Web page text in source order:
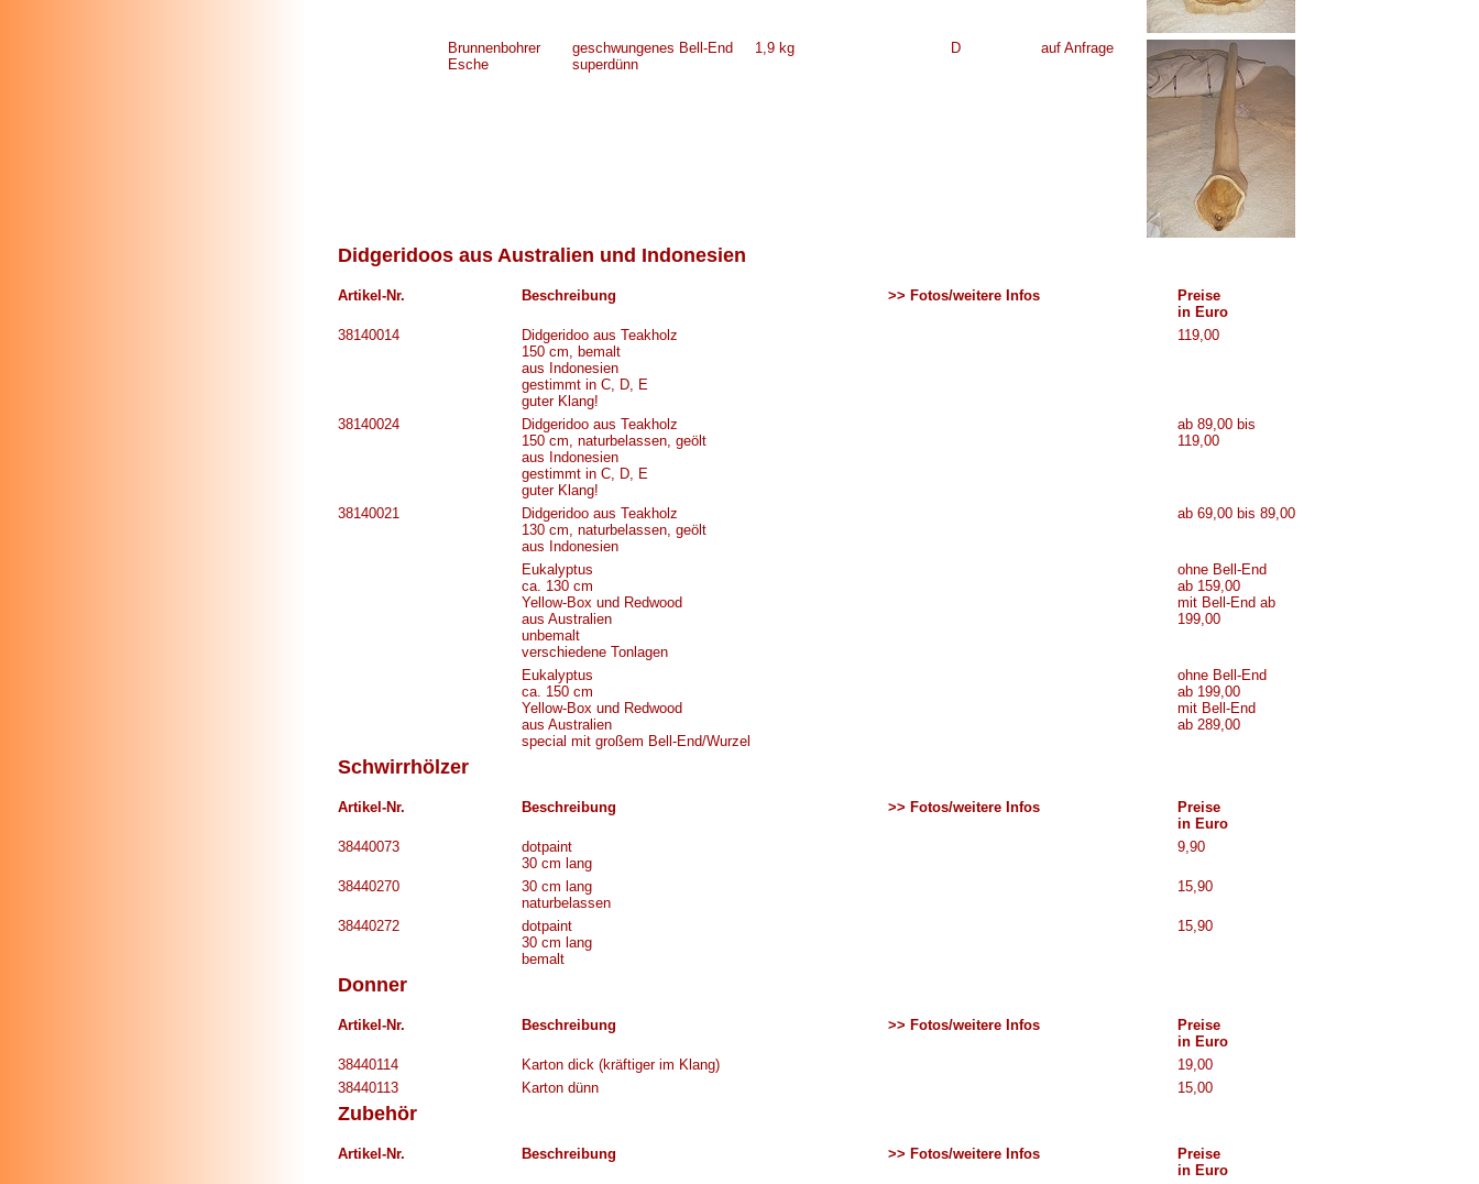
Brunnenbohrer
Esche
geschwungenes Bell-End
superdünn
1,9 kg D auf Anfrage
Didgeridoos aus Australien und Indonesien
Artikel-Nr. Beschreibung >> Fotos/weitere Infos
Preise
in Euro
38140014
Didgeridoo aus Teakholz
150 cm, bemalt
aus Indonesien
gestimmt in C, D, E
guter Klang!
119,00
38140024
Didgeridoo aus Teakholz
150 cm, naturbelassen, geölt
aus Indonesien
gestimmt in C, D, E
guter Klang!
ab 89,00 bis
119,00
38140021
Didgeridoo aus Teakholz
130 cm, naturbelassen, geölt
aus Indonesien
ab 69,00 bis 89,00
Eukalyptus
ca. 130 cm
Yellow-Box und Redwood
aus Australien
unbemalt
verschiedene Tonlagen
ohne Bell-End
ab 159,00
mit Bell-End ab
199,00
Eukalyptus
ca. 150 cm
Yellow-Box und Redwood
aus Australien
special mit großem Bell-End/Wurzel
ohne Bell-End
ab 199,00
mit Bell-End
ab 289,00
Schwirrhölzer
Artikel-Nr. Beschreibung >> Fotos/weitere Infos
Preise
in Euro
38440073
dotpaint
30 cm lang
9,90
38440270
30 cm lang
naturbelassen
15,90
38440272
dotpaint
30 cm lang
bemalt
15,90
Donner
Artikel-Nr. Beschreibung >> Fotos/weitere Infos
Preise
in Euro
38440114
Karton dick (kräftiger im Klang)
19,00
38440113
Karton dünn 15,00
Zubehör
Artikel-Nr. Beschreibung >> Fotos/weitere Infos
Preise
in Euro